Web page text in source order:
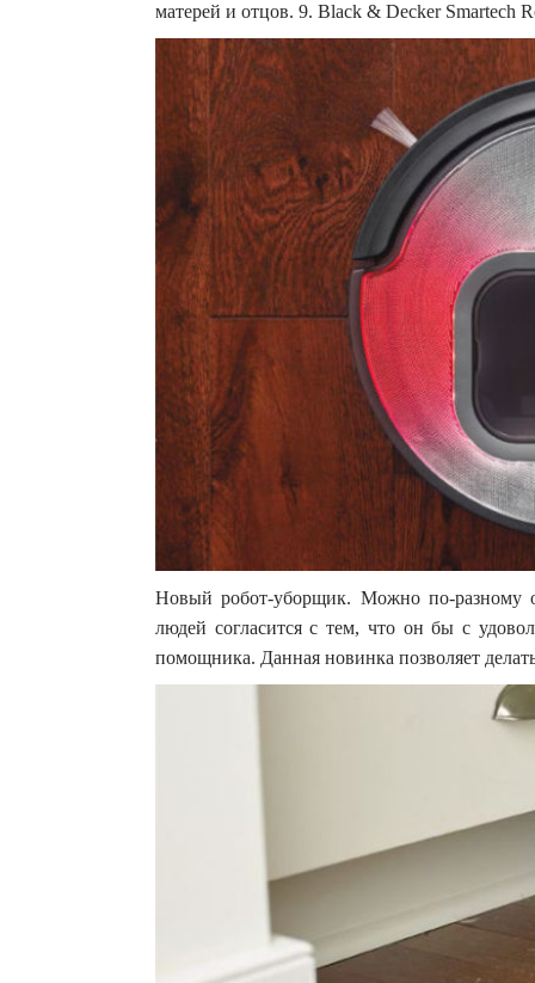
матерей и отцов. 9. Black & Decker Smartech
Новый робот-уборщик. Можно по-разному
людей согласится с тем, что он бы с
помощника. Данная новинка позволяет